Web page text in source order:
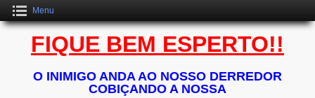
Menu
FIQUE BEM ESPERTO!!
O INIMIGO ANDA AO NOSSO DERREDOR
COBIÇANDO A NOSSA